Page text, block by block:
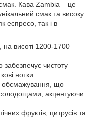
Кава Zambia – це
смак та високу
еспресо, так і в
на висоті 1200-1700
чистоту
нотки.
обсмажування, що
солодощами, акцентуючи
фруктів, цитрусів та